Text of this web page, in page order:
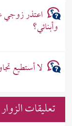
اعتذر زوجي
وأبنائي؟
لا أستطيع
تعليقات الزوار